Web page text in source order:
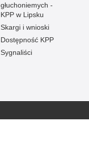
głuchoniemych -
KPP w Lipsku
Skargi i wnioski
Dostępność KPP
Sygnaliści